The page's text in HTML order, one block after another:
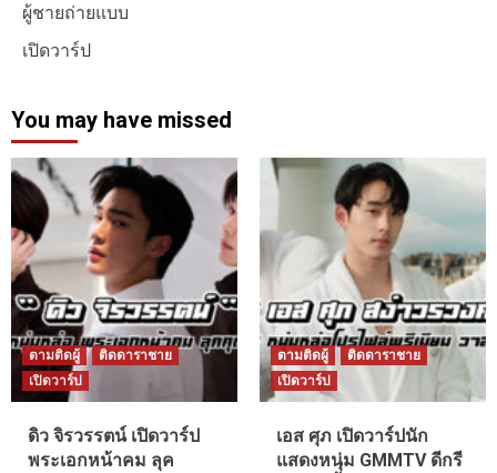
ผู้ชายถ่ายแบบ
เปิดวาร์ป
You may have missed
ตามติดผู้
ติดดาราชาย
เปิดวาร์ป
ดิว จิรวรรตน์ เปิดวาร์ป
พระเอกหน้าคม ลุค
ตามติดผู้
ติดดาราชาย
เปิดวาร์ป
เอส ศุภ เปิดวาร์ปนัก
แสดงหนุ่ม GMMTV ดีกรี